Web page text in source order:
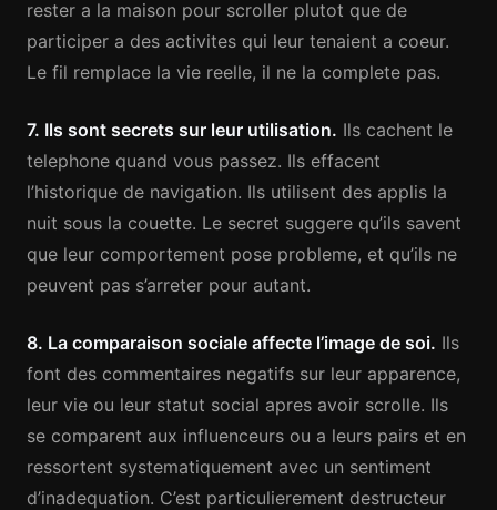
rester a la maison pour scroller plutot que de
participer a des activites qui leur tenaient a coeur.
Le fil remplace la vie reelle, il ne la complete pas.
7. Ils sont secrets sur leur utilisation. Ils cachent le
telephone quand vous passez. Ils effacent
l’historique de navigation. Ils utilisent des applis la
nuit sous la couette. Le secret suggere qu’ils savent
que leur comportement pose probleme, et qu’ils ne
peuvent pas s’arreter pour autant.
8. La comparaison sociale affecte l’image de soi. Ils
font des commentaires negatifs sur leur apparence,
leur vie ou leur statut social apres avoir scrolle. Ils
se comparent aux influenceurs ou a leurs pairs et en
ressortent systematiquement avec un sentiment
d’inadequation. C’est particulierement destructeur